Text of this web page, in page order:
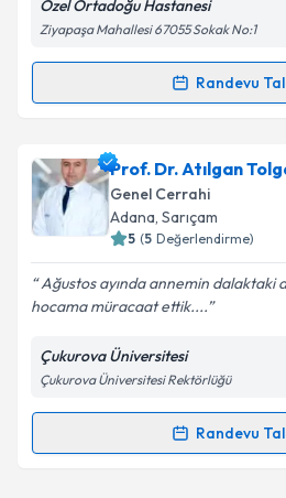
Kişisel verilerimin
Metni'ni okudum ve
kapsamda işlenmesini
Özel Ortadoğu Hastanesi
Ziyapaşa Mahallesi 67055 Sokak No:1
Randevu
Randevu Takvimi Talebi
Doç. Dr. Kuntay Kaplaniçin
oluşturun. Size bu uzmandan
takvim hazırlandığında e-
Kişisel verilerimin
Metni'ni okudum ve
kapsamda işlenmesini
Prof. Dr. Atılgan
Genel Cerrahi
Adana, Sarıçam
5 (5 Değerlendirme)
Ağustos ayında annemin dalaktaki
hocama müracaat ettik....
Çukurova Üniversitesi
Çukurova Üniversitesi Rektörlüğü
Randevu
Randevu Takvimi Talebi